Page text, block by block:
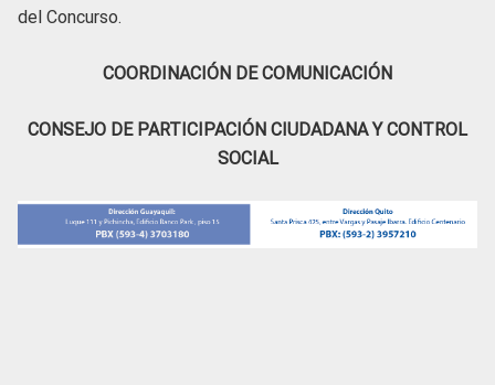
del Concurso.
COORDINACIÓN DE COMUNICACIÓN
CONSEJO DE PARTICIPACIÓN CIUDADANA Y CONTROL
SOCIAL